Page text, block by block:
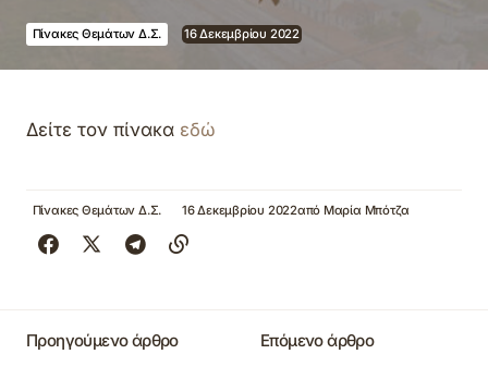
Πίνακες Θεμάτων Δ.Σ. 16 Δεκεμβρίου 2022
Δείτε τον πίνακα εδώ
Πίνακες Θεμάτων Δ.Σ. 16 Δεκεμβρίου 2022από Μαρία Μπότζα
Προηγούμενο άρθρο Επόμενο άρθρο